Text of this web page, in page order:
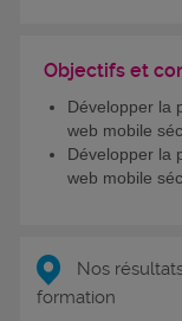
Objectifs et
Développer la
web mobile
Développer la
web mobile
Nos
formation